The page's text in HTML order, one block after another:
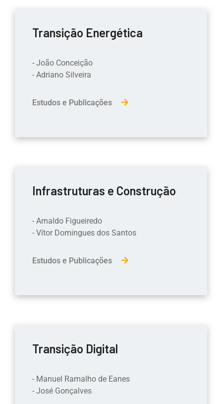
Transição Energética
- João Conceição
- Adriano Silveira
Estudos e Publicações
Infrastruturas e Construção
- Arnaldo Figueiredo
- Vítor Domingues dos Santos
Estudos e Publicações
Transição Digital
- Manuel Ramalho de Eanes
- José Gonçalves